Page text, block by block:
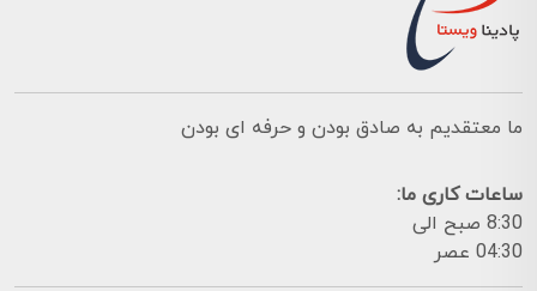
ما معتقدیم به صادق بودن و حرفه ای بودن
ساعات کاری ما:
8:30 صبح الی
04:30 عصر